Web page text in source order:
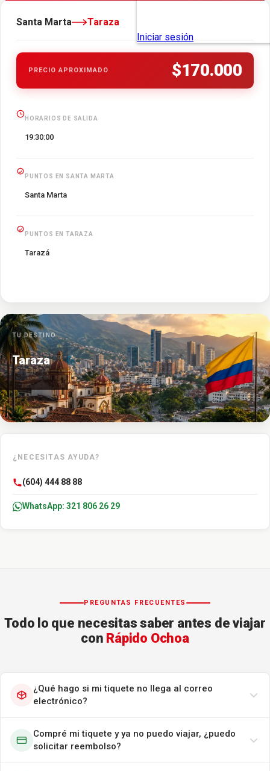
Santa Marta Taraza
PRECIO APROXIMADO $170.000
HORARIOS DE SALIDA
19:30:00
PUNTOS EN SANTA MARTA
Santa Marta
PUNTOS EN TARAZA
Tarazá
TU DESTINO
Taraza
¿NECESITAS AYUDA?
(604) 444 88 88
WhatsApp: 321 806 26 29
PREGUNTAS FRECUENTES
Todo lo que necesitas saber antes de viajar
con Rápido Ochoa
¿Qué hago si mi tiquete no llega al correo
electrónico?
Compré mi tiquete y ya no puedo viajar, ¿puedo
solicitar reembolso?